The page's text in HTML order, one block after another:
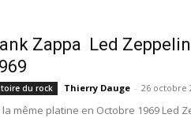
Zappa Led
du rock Thierry Dauge - 26 octobre
la même platine en Octobre 1969 Led